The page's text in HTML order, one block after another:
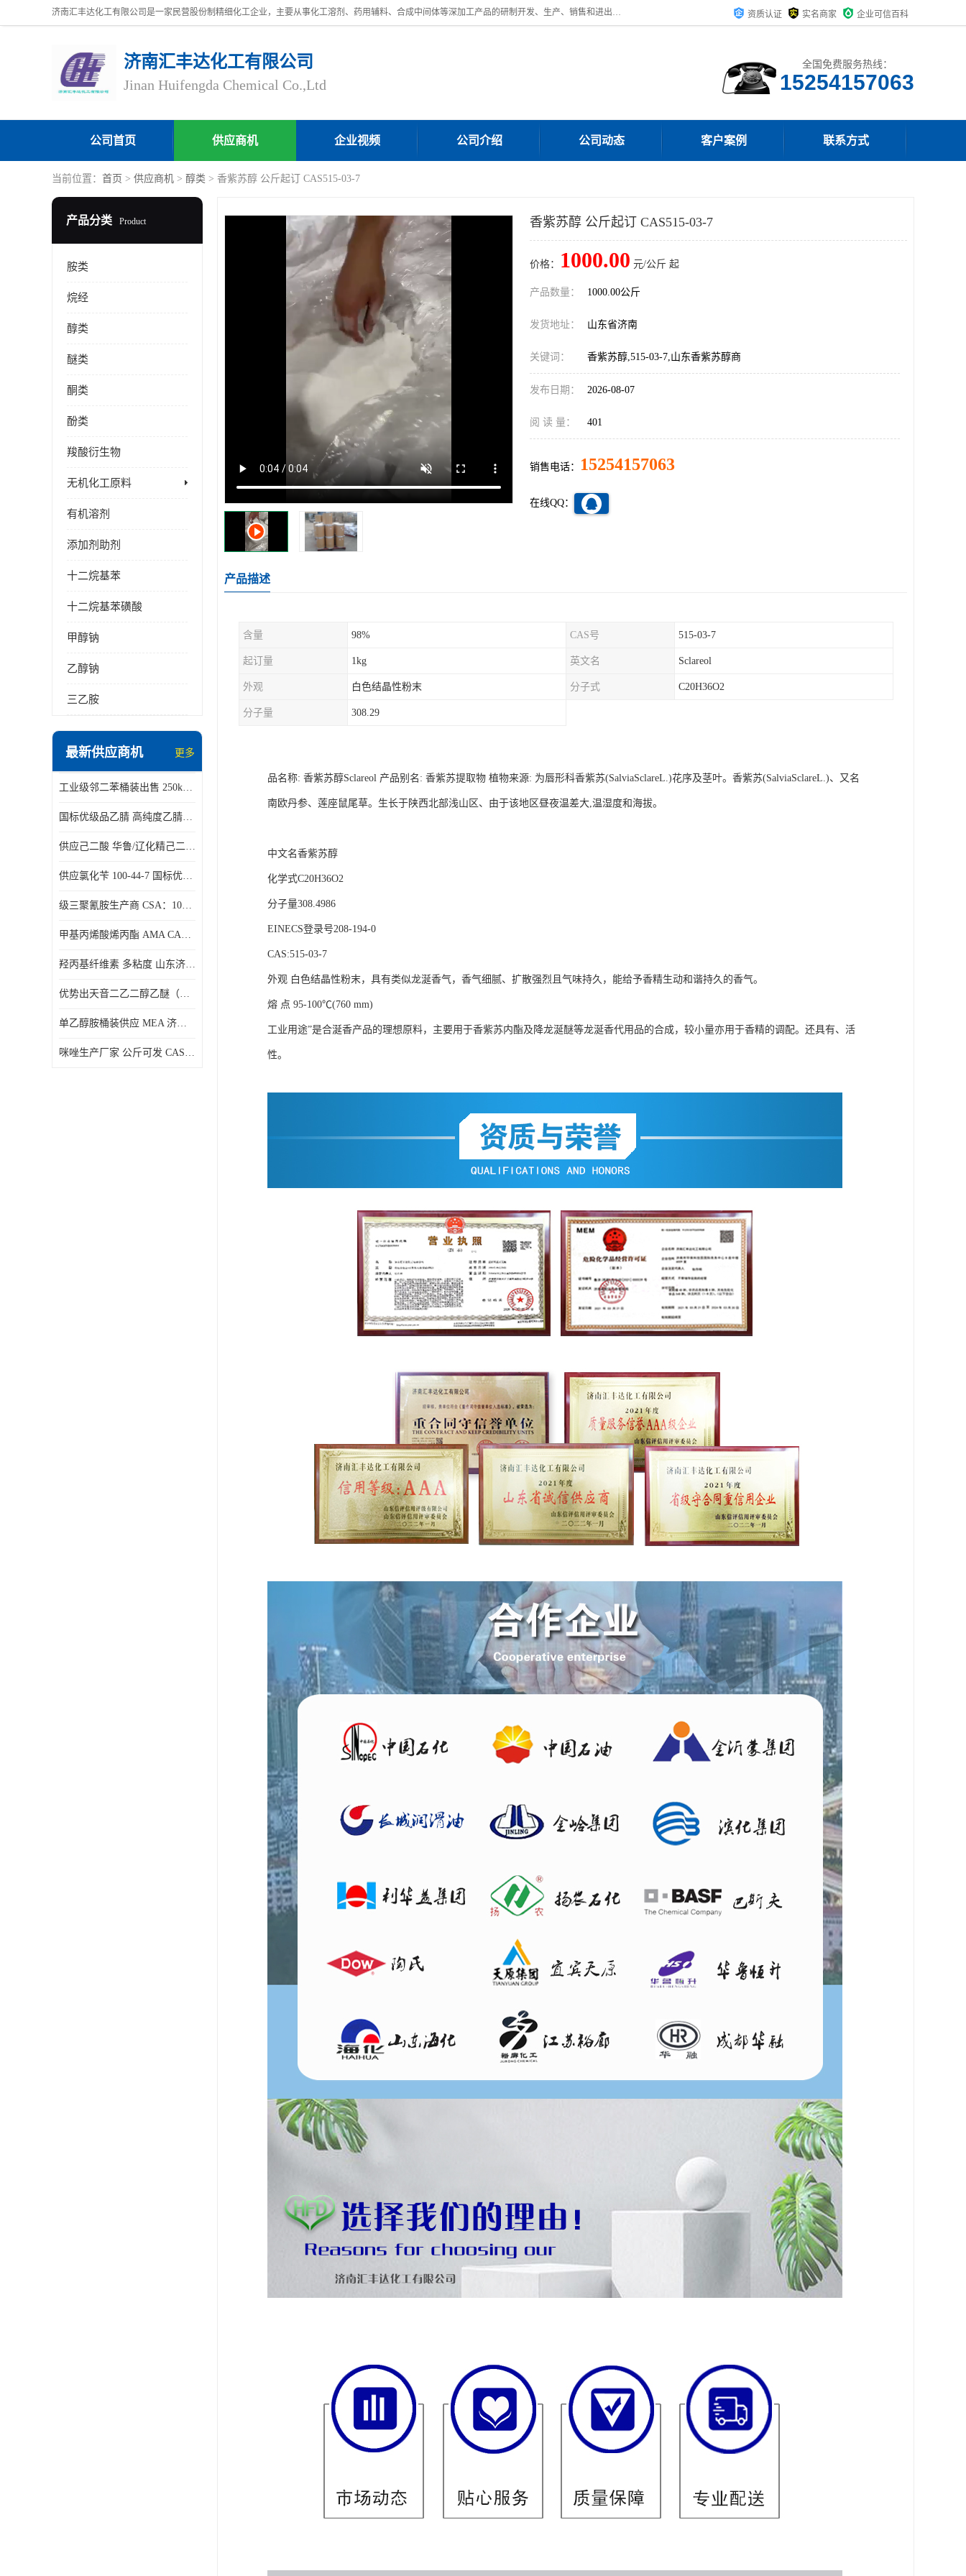
济南汇丰达化工有限公司是一家民营股份制精细化工企业，主要从事化工溶剂、药用辅料、合成中间体等深加工产品的研制开发、生产、销售和进出口贸易。主营产品：环氧丙烷，十二烷基苯，甲基磺酸，磺酸，DMF，DMAC，甘油，苯甲醇，乙酰氯，甲基丙烯酸，甲基丙烯酸甲酯，叔丁醇，异辛酸，二乙烯三胺，一乙，二乙‎，三乙醇胺，原乙酸三甲酯等化工产品及中间体。欢迎各界朋友洽谈咨询业务。 资质认证 实名商家 企业可信百科
济南汇丰达化工有限公司
Jinan Huifengda Chemical Co.,Ltd
全国免费服务热线：
15254157063
公司首页 供应商机 企业视频 公司介绍 公司动态 客户案例 联系方式
当前位置： 首页 > 供应商机 > 醇类 > 香紫苏醇 公斤起订 CAS515-03-7
产品分类 Product
胺类
烷经
醇类
醚类
酮类
酚类
羧酸衍生物
无机化工原料
有机溶剂
添加剂助剂
十二烷基苯
十二烷基苯磺酸
甲醇钠
乙醇钠
三乙胺
最新供应商机 更多
工业级邻二苯桶装出售 250kg/桶 95-50-1
国标优级品乙腈 高纯度乙腈桶装现货160kg桶
供应己二酸 华鲁/辽化精己二酸 大包装可分小包装现货
供应氯化苄 100-44-7 国标优等品苄基氯 一桶起发
级三聚氰胺生产商 CSA：108-78-1 济南发货
甲基丙烯酸烯丙酯 AMA CAS：96-05-9
羟丙基纤维素 多粘度 山东济南仓库发货
优势出天音二乙二醇乙醚（DPE）山东仓库发现货
单乙醇胺桶装供应 MEA 济南仓库发货 厂家
咪唑生产厂家 公斤可发 CAS:288-32-4
香紫苏醇 公斤起订 CAS515-03-7
价格： 1000.00 元/公斤 起
产品数量： 1000.00公斤
发货地址： 山东省济南
关键词： 香紫苏醇,515-03-7,山东香紫苏醇商
发布日期： 2026-08-07
阅 读 量： 401
销售电话： 15254157063
在线QQ：
产品描述
含量 98% CAS号 515-03-7
起订量 1kg 英文名 Sclareol
外观 白色结晶性粉末 分子式 C20H36O2
分子量 308.29
品名称: 香紫苏醇Sclareol 产品别名: 香紫苏提取物 植物来源: 为唇形科香紫苏(SalviaSclareL.)花序及茎叶。香紫苏(SalviaSclareL.)、又名
南欧丹参、莲座鼠尾草。生长于陕西北部浅山区、由于该地区昼夜温差大,温湿度和海拔。
中文名香紫苏醇
化学式C20H36O2
分子量308.4986
EINECS登录号208-194-0
CAS:515-03-7
外观 白色结晶性粉末，具有类似龙涎香气，香气细腻、扩散强烈且气味持久，能给予香精生动和谐持久的香气。
熔 点 95-100℃(760 mm)
工业用途”是合涎香产品的理想原料，主要用于香紫苏内酯及降龙涎醚等龙涎香代用品的合成，较小量亦用于香精的调配。还具有、活
性。